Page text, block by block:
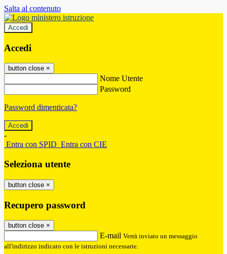
Salta al contenuto
Accedi
Accedi
button close ×
Nome Utente
Password
Password dimenticata?
-
Entra con SPID Entra con CIE
Seleziona utente
button close ×
Recupero password
button close ×
E-mail Verrà inviato un messaggio
all'indirizzo indicato con le istruzioni necessarie.